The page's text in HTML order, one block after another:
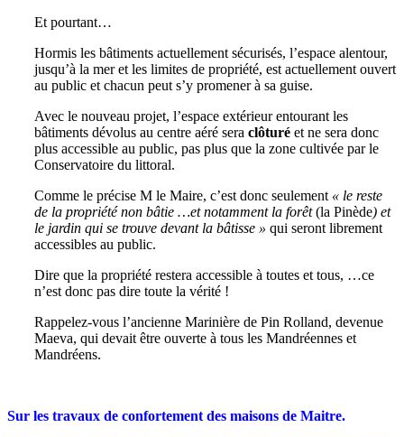
Et pourtant…
Hormis les bâtiments actuellement sécurisés, l’espace alentour,
jusqu’à la mer et les limites de propriété, est actuellement ouvert
au public et chacun peut s’y promener à sa guise.
Avec le nouveau projet, l’espace extérieur entourant les
bâtiments dévolus au centre aéré sera clôturé et ne sera donc
plus accessible au public, pas plus que la zone cultivée par le
Conservatoire du littoral.
Comme le précise M le Maire, c’est donc seulement « le reste
de la propriété non bâtie …et notamment la forêt(la Pinède) et
le jardin qui se trouve devant la bâtisse » qui seront librement
accessibles au public.
Dire que la propriété restera accessible à toutes et tous, …ce
n’est donc pas dire toute la vérité !
Rappelez-vous l’ancienne Marinière de Pin Rolland, devenue
Maeva, qui devait être ouverte à tous les Mandréennes et
Mandréens.
Sur les travaux de confortement des maisons de Maitre.